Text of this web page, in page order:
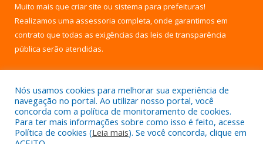
Muito mais que criar site ou sistema para prefeituras!
Realizamos uma assessoria completa, onde garantimos em
contrato que todas as exigências das leis de transparência
pública serão atendidas.
Todos os direitos reservados a Câmara Municipal de Uruará.
Nós usamos cookies para melhorar sua experiência de
navegação no portal. Ao utilizar nosso portal, você
concorda com a política de monitoramento de cookies.
Para ter mais informações sobre como isso é feito, acesse
Política de cookies (Leia mais). Se você concorda, clique em